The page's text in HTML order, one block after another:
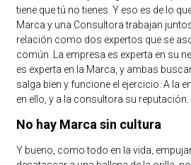
tiene que tú no tienes. Y eso es de lo
Marca y una Consultora trabajan
relación como dos expertos que se
común. La empresa es experta en su
es experta en la Marca, y ambas
salga bien y funcione el ejercicio. A la
en ello, y a la consultora su reputación.
No hay Marca sin cultura
Y bueno, como todo en la vida,